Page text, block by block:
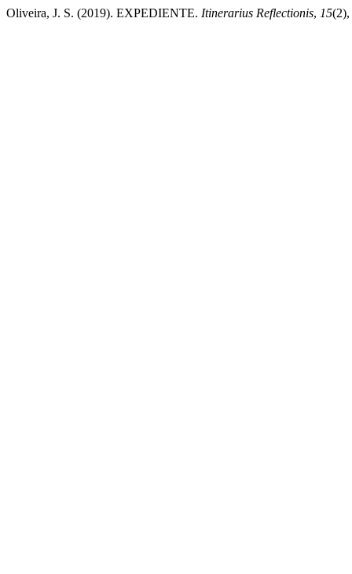
Oliveira, J. S. (2019). EXPEDIENTE. Itinerarius Reflectionis, 15(2),